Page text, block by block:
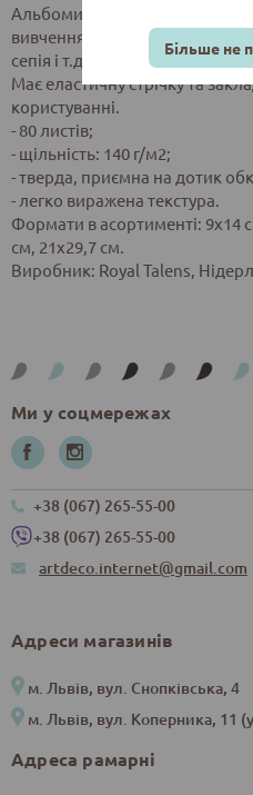
Альбоми (скетчбуки) Talens
вивчення графічних технік, в
сепія і т.д., а також для
Має еластичну стрічку та
користуванні.
- 80 листів;
- щільність: 140 г/м2;
- тверда, приємна на дотик
- легко виражена текстура.
Формати в асортименті: 9х14
см, 21х29,7 см.
Виробник: Royal Talens,
Ми у соцмережах
+38 (067) 265-55-00
+38 (067) 265-55-00
artdeco.internet@gmail.com
Адреси магазинів
м. Львів, вул. Снопківська, 4
м. Львів, вул. Коперника, 11
Адреса рамарні
Більше не